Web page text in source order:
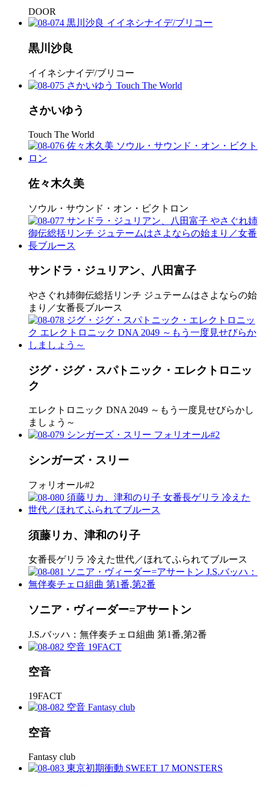
DOOR
黒川沙良
イイネシナイデ/ブリコー
さかいゆう
Touch The World
佐々木久美
ソウル・サウンド・オン・ビクトロン
サンドラ・ジュリアン、八田富子
やさぐれ姉御伝総括リンチ ジュテームはさよならの始
まり／女番長ブルース
ジグ・ジグ・スパトニック・エレクトロニッ
ク
エレクトロニック DNA 2049 ～もう一度見せびらかし
ましょう～
シンガーズ・スリー
フォリオール#2
須藤リカ、津和のり子
女番長ゲリラ 冷えた世代／ほれてふられてブルース
ソニア・ヴィーダー=アサートン
J.S.バッハ：無伴奏チェロ組曲 第1番,第2番
空音
19FACT
空音
Fantasy club